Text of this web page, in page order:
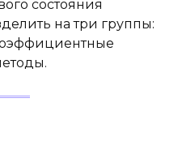
состояния
на три группы: